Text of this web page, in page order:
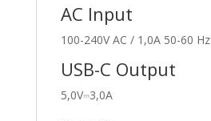
AC Input
100-240V AC / 1,0A 50-60 Hz
USB-C Output
5,0V⎓3,0A